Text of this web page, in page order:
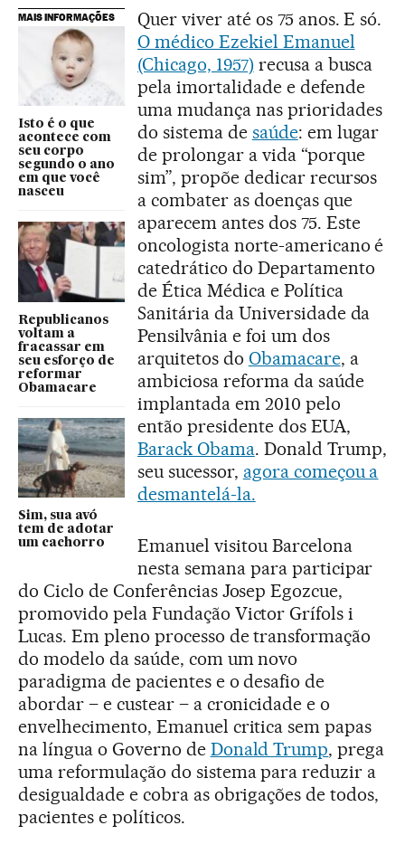
MAIS INFORMAÇÕES
Isto é o que
acontece com
seu corpo
segundo o ano
em que você
nasceu
Republicanos
voltam a
fracassar em
seu esforço de
reformar
Obamacare
Sim, sua avó
tem de adotar
um cachorro
Quer viver até os 75 anos. E só.
O médico Ezekiel Emanuel
(Chicago, 1957) recusa a busca
pela imortalidade e defende
uma mudança nas prioridades
do sistema de saúde: em lugar
de prolongar a vida “porque
sim”, propõe dedicar recursos
a combater as doenças que
aparecem antes dos 75. Este
oncologista norte-americano é
catedrático do Departamento
de Ética Médica e Política
Sanitária da Universidade da
Pensilvânia e foi um dos
arquitetos do Obamacare, a
ambiciosa reforma da saúde
implantada em 2010 pelo
então presidente dos EUA,
Barack Obama. Donald Trump,
seu sucessor, agora começou a
desmantelá-la.
Emanuel visitou Barcelona
nesta semana para participar
do Ciclo de Conferências Josep Egozcue,
promovido pela Fundação Victor Grífols i
Lucas. Em pleno processo de transformação
do modelo da saúde, com um novo
paradigma de pacientes e o desafio de
abordar – e custear – a cronicidade e o
envelhecimento, Emanuel critica sem papas
na língua o Governo de Donald Trump, prega
uma reformulação do sistema para reduzir a
desigualdade e cobra as obrigações de todos,
pacientes e políticos.